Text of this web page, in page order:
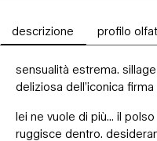
Schede PDP
descrizione profilo
sensualità estrema.
deliziosa dell’iconica
lei ne vuole di più... il
ruggisce dentro.